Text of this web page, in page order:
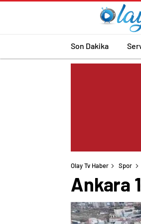
Son Dakika
Olay Tv Haber Spor
Ankara